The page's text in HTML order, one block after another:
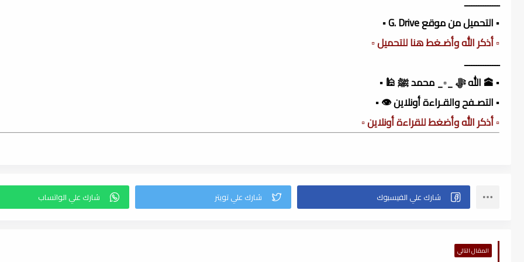
▪️ التحميل من موقع G. Drive ▪️
▫️ أذكر الله وأضـغط هنا للتحميل ▫️
ـــــــــــــــ
▪️ 🕋 الله ﷻ _▫️_ محمد ﷺ 🕌 ▪️
▪️ التصـفح والقـراءة أونلاين 👁️ ▪️
▫️ أذكر الله وأضغط للقراءة أونلاين ▫️
المقال التالي